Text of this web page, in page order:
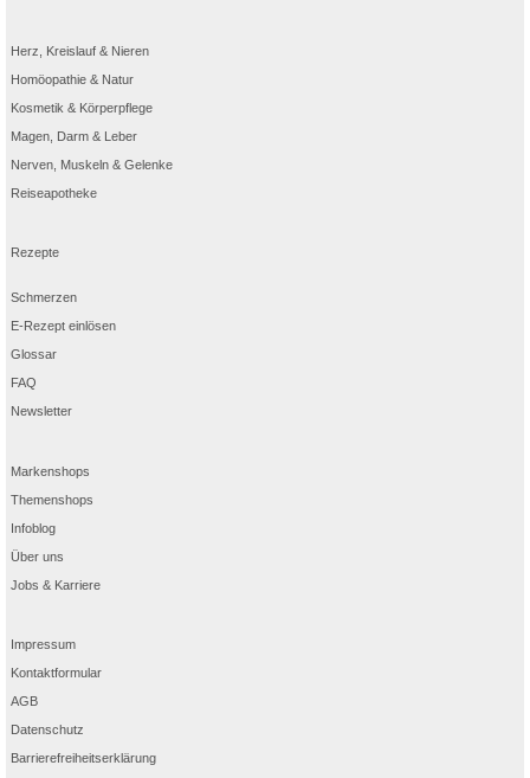
Herz, Kreislauf & Nieren
Homöopathie & Natur
Kosmetik & Körperpflege
Magen, Darm & Leber
Nerven, Muskeln & Gelenke
Reiseapotheke
Rezepte
Schmerzen
E-Rezept einlösen
Glossar
FAQ
Newsletter
Markenshops
Themenshops
Infoblog
Über uns
Jobs & Karriere
Impressum
Kontaktformular
AGB
Datenschutz
Barrierefreiheitserklärung